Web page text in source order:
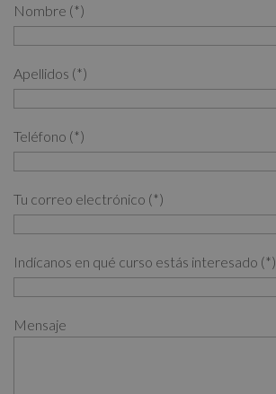
Nombre (*)
Apellidos (*)
Teléfono (*)
Tu correo electrónico (*)
Indícanos en qué curso estás interesado (*)
Mensaje